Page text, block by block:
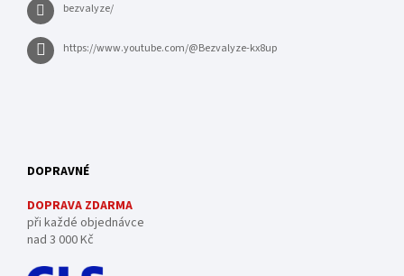
bezvalyze/
https://www.youtube.com/@Bezvalyze-kx8up
DOPRAVNÉ
DOPRAVA ZDARMA
při každé objednávce
nad 3 000 Kč